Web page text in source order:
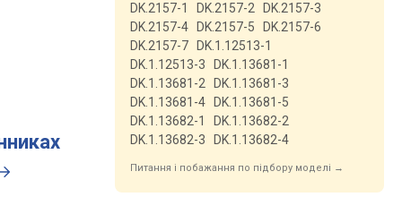
DK.2157-1 DK.2157-2
DK.2157-3
DK.2157-4
DK.2157-5
DK.2157-6
DK.2157-7
DK.1.12513-1
DK.1.12513-3
DK.1.13681-1
DK.1.13681-2
DK.1.13681-3
DK.1.13681-4
DK.1.13681-5
DK.1.13682-1
DK.1.13682-2
DK.1.13682-3
DK.1.13682-4
Питання і побажання по підбору моделі →